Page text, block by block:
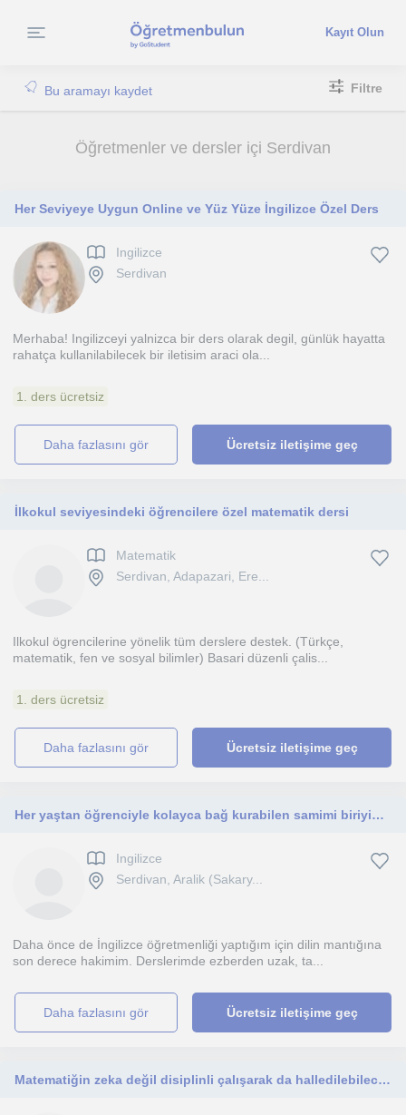
Kayıt Olun
Bu aramayı kaydet Filtre
Öğretmenler ve dersler içi Serdivan
Her Seviyeye Uygun Online ve Yüz Yüze İngilizce Özel Ders
Ingilizce
Serdivan
Merhaba! Ingilizceyi yalnizca bir ders olarak degil, günlük hayatta
rahatça kullanilabilecek bir iletisim araci ola...
1. ders ücretsiz
daha fazlasını gör Ücretsiz iletişime geç
İlkokul seviyesindeki öğrencilere özel matematik dersi
Matematik
Serdivan, Adapazari, Ere...
Ilkokul ögrencilerine yönelik tüm derslere destek. (Türkçe,
matematik, fen ve sosyal bilimler) Basari düzenli çalis...
1. ders ücretsiz
daha fazlasını gör Ücretsiz iletişime geç
Her yaştan öğrenciyle kolayca bağ kurabilen samimi biriyim derslerimi herkesin ihtiyacına seviyesine ve hedeflerine göre özelleş
Ingilizce
Serdivan, Aralik (Sakary...
Daha önce de İngilizce öğretmenliği yaptığım için dilin mantığına
son derece hakimim. Derslerimde ezberden uzak, ta...
daha fazlasını gör Ücretsiz iletişime geç
Matematiğin zeka değil disiplinli çalışarak da halledilebileceğini tecrübe ettim. Yüz yüze online derslerimle sıra sende